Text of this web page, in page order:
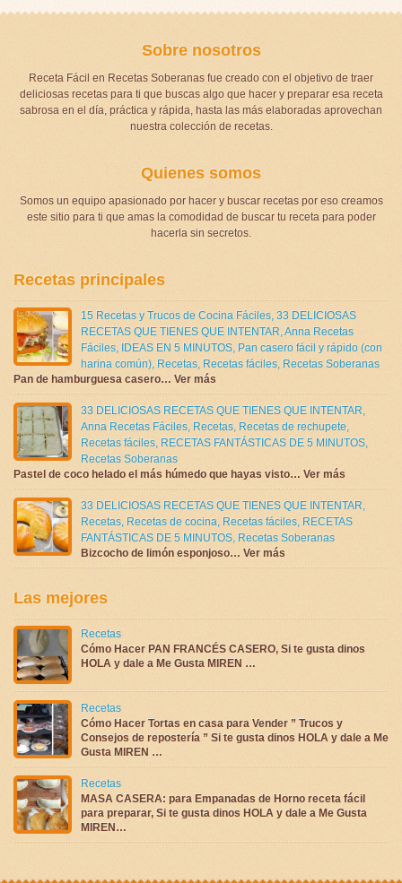
Sobre nosotros
Receta Fácil en Recetas Soberanas fue creado con el objetivo de traer
deliciosas recetas para ti que buscas algo que hacer y preparar esa receta
sabrosa en el día, práctica y rápida, hasta las más elaboradas aprovechan
nuestra colección de recetas.
Quienes somos
Somos un equipo apasionado por hacer y buscar recetas por eso creamos
este sitio para ti que amas la comodidad de buscar tu receta para poder
hacerla sin secretos.
Recetas principales
15 Recetas y Trucos de Cocina Fáciles, 33 DELICIOSAS
RECETAS QUE TIENES QUE INTENTAR,Anna Recetas
Fáciles, IDEAS EN 5 MINUTOS, Pan casero fácil y rápido (con
harina común), Recetas, Recetas fáciles, Recetas Soberanas
Pan de hamburguesa casero… Ver más
33 DELICIOSAS RECETAS QUE TIENES QUE INTENTAR,
Anna Recetas Fáciles, Recetas, Recetas de rechupete,
Recetas fáciles, RECETAS FANTÁSTICAS DE 5 MINUTOS,
Recetas Soberanas
Pastel de coco helado el más húmedo que hayas visto… Ver más
33 DELICIOSAS RECETAS QUE TIENES QUE INTENTAR,
Recetas, Recetas de cocina, Recetas fáciles, RECETAS
FANTÁSTICAS DE 5 MINUTOS, Recetas Soberanas
Bizcocho de limón esponjoso… Ver más
Las mejores
Recetas
Cómo Hacer PAN FRANCÉS CASERO, Si te gusta dinos
HOLA y dale a Me Gusta MIREN …
Recetas
Cómo Hacer Tortas en casa para Vender ” Trucos y
Consejos de repostería ” Si te gusta dinos HOLA y dale a Me
Gusta MIREN …
Recetas
MASA CASERA: para Empanadas de Horno receta fácil
para preparar, Si te gusta dinos HOLA y dale a Me Gusta
MIREN…